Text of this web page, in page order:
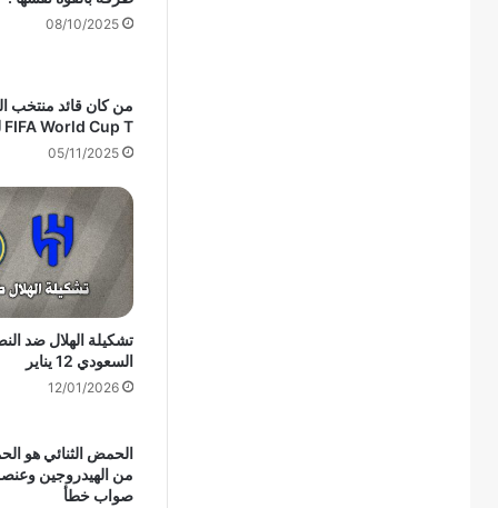
08/10/2025
من كان قائد منتخب
FIFA World Cup T لعام 2010
05/11/2025
تشكيلة الهلال ضد
السعودي 12 يناير
12/01/2026
الحمض الثنائي هو
من الهيدروجين
صواب خطأ